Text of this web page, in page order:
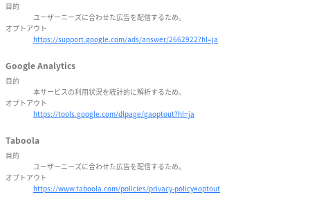
目的
ユーザーニーズに合わせた広告を配信するため。
オプトアウト
https://support.google.com/ads/answer/2662922?hl=ja
Google Analytics
目的
本サービスの利用状況を統計的に解析するため。
オプトアウト
https://tools.google.com/dlpage/gaoptout?hl=ja
Taboola
目的
ユーザーニーズに合わせた広告を配信するため。
オプトアウト
https://www.taboola.com/policies/privacy-policy#optout